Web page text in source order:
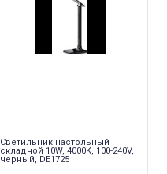
Светильник настольный
складной 10W, 4000K, 100-240V,
черный, DE1725